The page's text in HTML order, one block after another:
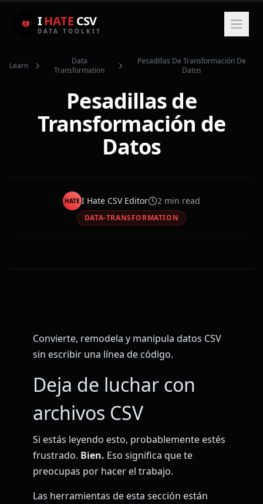
IHATE CSV
DATA TOOLKIT
Learn
Data
Transformation
Pesadillas De Transformación De
Datos
Pesadillas de
Transformación de
Datos
HATE I Hate CSV Editor 2 min read
DATA-TRANSFORMATION
Convierte, remodela y manipula datos CSV
sin escribir una línea de código.
Deja de luchar con
archivos CSV
Si estás leyendo esto, probablemente estés
frustrado. Bien. Eso significa que te
preocupas por hacer el trabajo.
Las herramientas de esta sección están